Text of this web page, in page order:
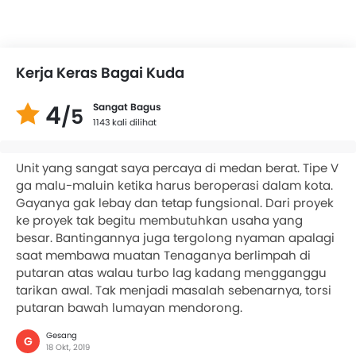
Kerja Keras Bagai Kuda
4/5 Sangat Bagus
1143 kali dilihat
Unit yang sangat saya percaya di medan berat. Tipe V
ga malu-maluin ketika harus beroperasi dalam kota.
Gayanya gak lebay dan tetap fungsional. Dari proyek
ke proyek tak begitu membutuhkan usaha yang
besar. Bantingannya juga tergolong nyaman apalagi
saat membawa muatan Tenaganya berlimpah di
putaran atas walau turbo lag kadang mengganggu
tarikan awal. Tak menjadi masalah sebenarnya, torsi
putaran bawah lumayan mendorong.
G
Gesang
18 Okt, 2019